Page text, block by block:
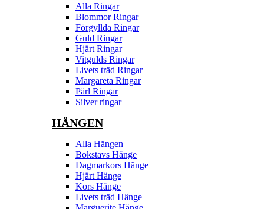
Alla Ringar
Blommor Ringar
Förgyllda Ringar
Guld Ringar
Hjärt Ringar
Vitgulds Ringar
Livets träd Ringar
Margareta Ringar
Pärl Ringar
Silver ringar
HÄNGEN
Alla Hängen
Bokstavs Hänge
Dagmarkors Hänge
Hjärt Hänge
Kors Hänge
Livets träd Hänge